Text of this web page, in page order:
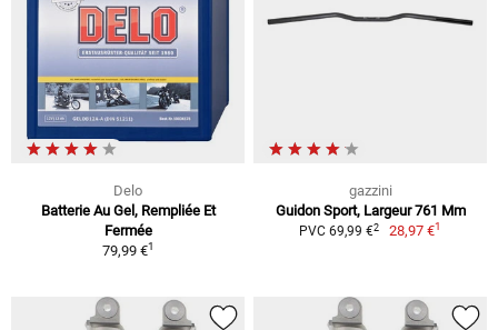
Delo
Batterie Au Gel, Rempliée Et
Fermée
79,99 €1
gazzini
Guidon Sport, Largeur 761 Mm
PVC 69,99 €2 28,97 €1